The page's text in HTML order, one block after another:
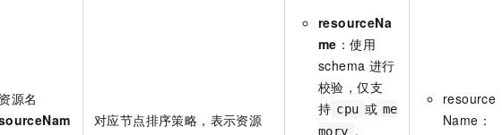
源名
对应节点排序策略，表示资源
resourceNa
me ：使用
schema 进行
校验，仅支
持 cpu 或 me
mory 。
resource
Name：